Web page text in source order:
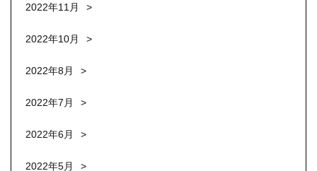
2022年11月
2022年10月
2022年8月
2022年7月
2022年6月
2022年5月